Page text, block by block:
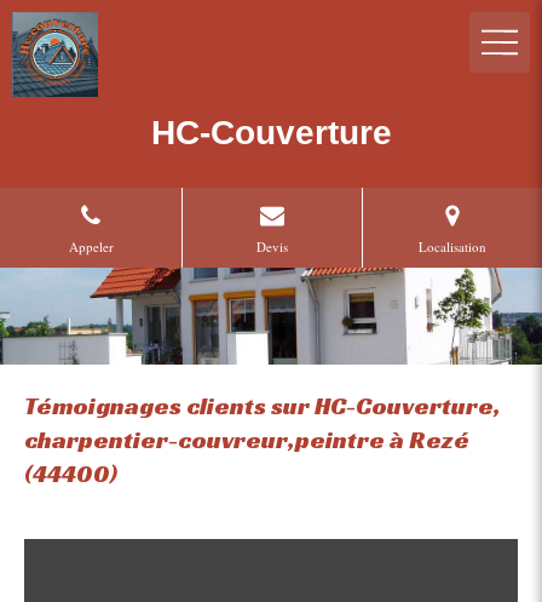
HC-Couverture
Appeler Devis Localisation
Témoignages clients sur HC-Couverture,
charpentier-couvreur,peintre à Rezé
(44400)